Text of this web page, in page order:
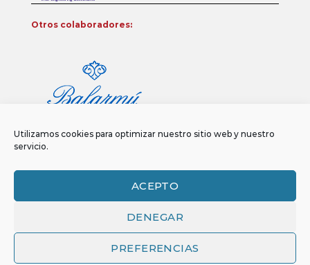
Utilizamos cookies para optimizar nuestro sitio web y nuestro
servicio.
ACEPTO
DENEGAR
PREFERENCIAS
Otros colaboradores:
Política de privacidad
intelectual e industrial de este sitio web, y es también titular o tiene la